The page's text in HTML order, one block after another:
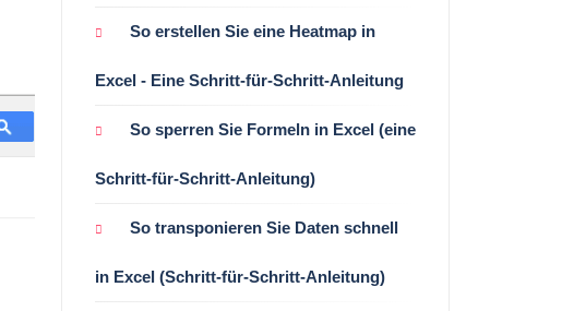
So erstellen Sie eine Heatmap in
Excel - Eine Schritt-für-Schritt-Anleitung
So sperren Sie Formeln in Excel (eine
Schritt-für-Schritt-Anleitung)
So transponieren Sie Daten schnell
in Excel (Schritt-für-Schritt-Anleitung)